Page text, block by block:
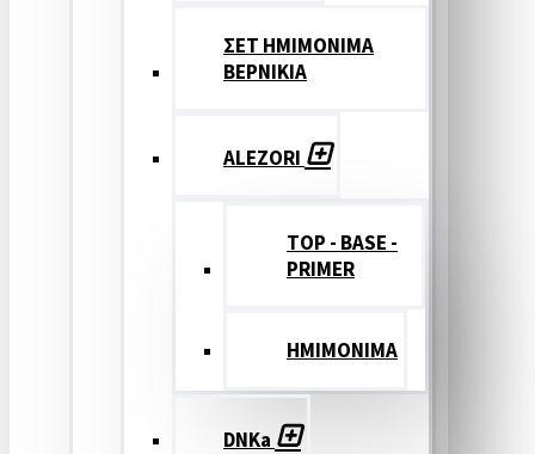
ΣΕΤ ΗΜΙΜΟΝΙΜΑ
ΒΕΡΝΙΚΙΑ
ALEZORI
TOP - BASE -
PRIMER
ΗΜΙΜΟΝΙΜΑ
DNKa